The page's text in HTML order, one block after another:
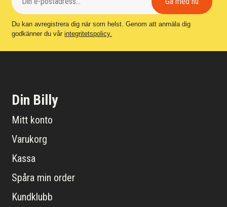
Du kan avregistrera dig när som helst. Genom att anmäla dig
godkänner du vårintegritetspolicy.
Din Billy
Mitt konto
Varukorg
Kassa
Spåra min order
Kundklubb